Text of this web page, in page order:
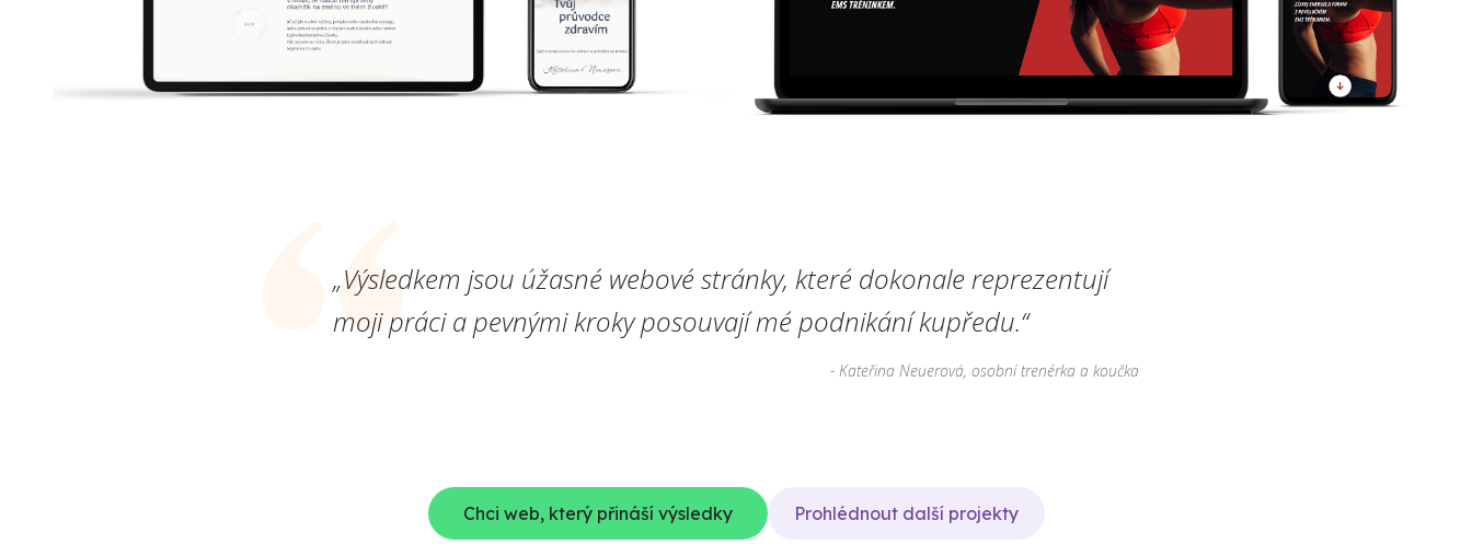
„Výsledkem jsou úžasné webové stránky, které dokonale reprezentují
moji práci a pevnými kroky posouvají mé podnikání kupředu.“
- Kateřina Neuerová, osobní trenérka a koučka
Chci web, který přináší výsledky Prohlédnout další projekty